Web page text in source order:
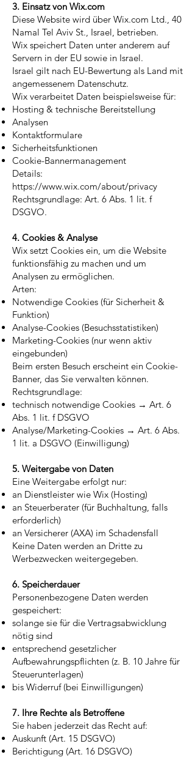
3. Einsatz von Wix.com
Diese Website wird über Wix.com Ltd., 40
Namal Tel Aviv St., Israel, betrieben.
Wix speichert Daten unter anderem auf
Servern in der EU sowie in Israel.
Israel gilt nach EU-Bewertung als Land mit
angemessenem Datenschutz.
Wix verarbeitet Daten beispielsweise für:
Hosting & technische Bereitstellung
Analysen
Kontaktformulare
Sicherheitsfunktionen
Cookie-Bannermanagement
Details:
https://www.wix.com/about/privacy
Rechtsgrundlage: Art. 6 Abs. 1 lit. f
DSGVO.
4. Cookies & Analyse
Wix setzt Cookies ein, um die Website
funktionsfähig zu machen und um
Analysen zu ermöglichen.
Arten:
Notwendige Cookies (für Sicherheit &
Funktion)
Analyse-Cookies (Besuchsstatistiken)
Marketing-Cookies (nur wenn aktiv
eingebunden)
Beim ersten Besuch erscheint ein Cookie-
Banner, das Sie verwalten können.
Rechtsgrundlage:
technisch notwendige Cookies → Art. 6
Abs. 1 lit. f DSGVO
Analyse/Marketing-Cookies → Art. 6 Abs.
1 lit. a DSGVO (Einwilligung)
5. Weitergabe von Daten
Eine Weitergabe erfolgt nur:
an Dienstleister wie Wix (Hosting)
an Steuerberater (für Buchhaltung, falls
erforderlich)
an Versicherer (AXA) im Schadensfall
Keine Daten werden an Dritte zu
Werbezwecken weitergegeben.
6. Speicherdauer
Personenbezogene Daten werden
gespeichert:
solange sie für die Vertragsabwicklung
nötig sind
entsprechend gesetzlicher
Aufbewahrungspflichten (z. B. 10 Jahre für
Steuerunterlagen)
bis Widerruf (bei Einwilligungen)
7. Ihre Rechte als Betroffene
Sie haben jederzeit das Recht auf:
Auskunft (Art. 15 DSGVO)
Berichtigung (Art. 16 DSGVO)